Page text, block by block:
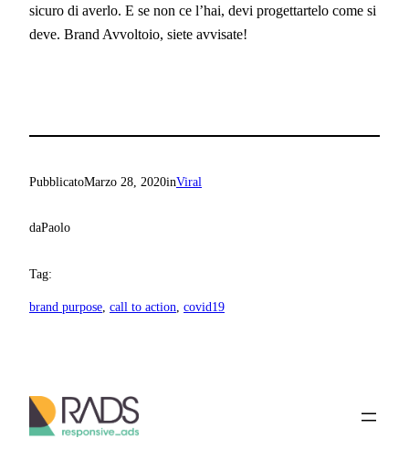
sicuro di averlo. E se non ce l’hai, devi progettartelo come si
deve. Brand Avvoltoio, siete avvisate!
PubblicatoMarzo 28, 2020inViral
daPaolo
Tag:
brand purpose, call to action, covid19